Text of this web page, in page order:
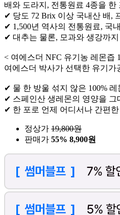
배와 도라지, 전통원료 4종을
✔ 당도 72 Brix 이상 국내산 배,
✔ 1,500년 역사의 전통원료, 국
✔ 대추는 물론, 모과와 생강까
< 여에스더 NFC 유기농 레몬즙
여에스더 박사가 선택한 유기가
✔ 물 한 방울 섞지 않은 100% 레
✔ 스페인산 생레몬의 영양을 그
✔ 한 포로 언제 어디서나 간편한
정상가 19,800원
판매가 55% 8,900원